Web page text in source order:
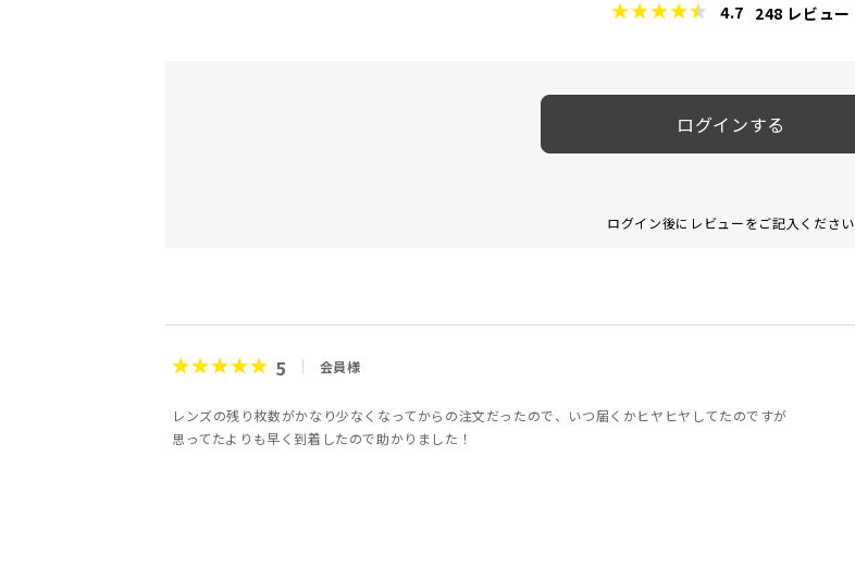
4.7 248 レビュー
ログインする
ログイン後にレビューをご記入ください
5 会員様
レンズの残り枚数がかなり少なくなってからの注文だったので、いつ届くかヒヤヒヤしてたのですが
思ってたよりも早く到着したので助かりました！